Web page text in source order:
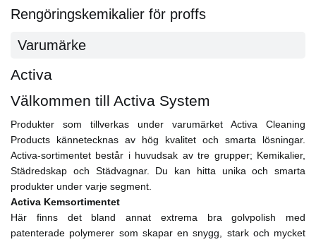
Rengöringskemikalier för proffs
Varumärke
Activa
Välkommen till Activa System
Produkter som tillverkas under varumärket Activa Cleaning
Products kännetecknas av hög kvalitet och smarta lösningar.
Activa-sortimentet består i huvudsak av tre grupper; Kemikalier,
Städredskap och Städvagnar. Du kan hitta unika och smarta
produkter under varje segment.
Activa Kemsortimentet
Här finns det bland annat extrema bra golvpolish med
patenterade polymerer som skapar en snygg, stark och mycket